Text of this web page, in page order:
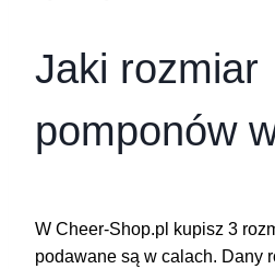
Jaki rozmiar
pomponów
W Cheer-Shop.pl kupisz 3
podawane są w calach. Dany